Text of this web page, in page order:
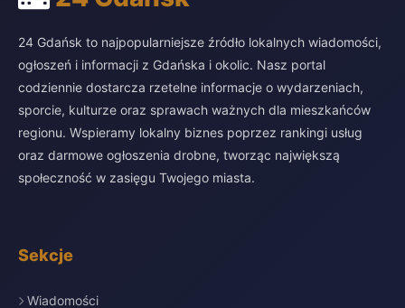
24 Gdańsk to najpopularniejsze źródło lokalnych wiadomości,
ogłoszeń i informacji z Gdańska i okolic. Nasz portal
codziennie dostarcza rzetelne informacje o wydarzeniach,
sporcie, kulturze oraz sprawach ważnych dla mieszkańców
regionu. Wspieramy lokalny biznes poprzez rankingi usług
oraz darmowe ogłoszenia drobne, tworząc największą
społeczność w zasięgu Twojego miasta.
Sekcje
Wiadomości